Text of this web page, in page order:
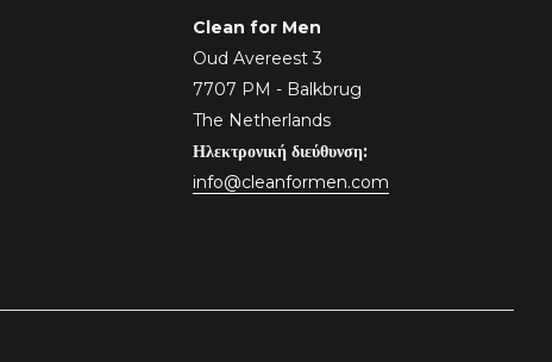
Clean for Men
Oud Avereest 3
7707 PM - Balkbrug
The Netherlands
Ηλεκτρονική διεύθυνση:
info@cleanformen.com